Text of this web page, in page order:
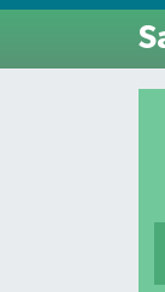
Namaz
Süper
Tüm
Son